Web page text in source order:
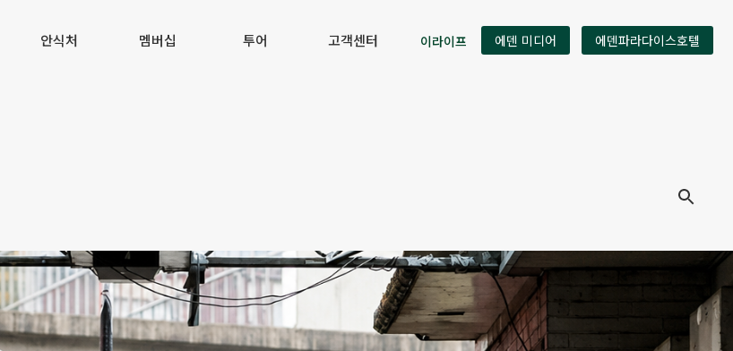
안식처 멤버십 투어 고객센터 이라이프 에덴 미디어 에덴파라다이스호텔